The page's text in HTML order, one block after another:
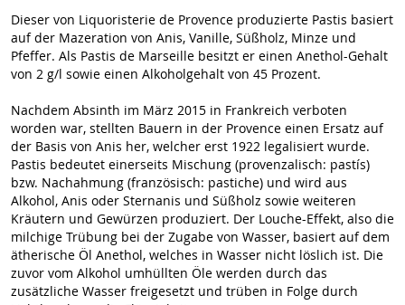
Dieser von Liquoristerie de Provence produzierte Pastis basiert
auf der Mazeration von Anis, Vanille, Süßholz, Minze und
Pfeffer. Als Pastis de Marseille besitzt er einen Anethol-Gehalt
von 2 g/l sowie einen Alkoholgehalt von 45 Prozent.
Nachdem Absinth im März 2015 in Frankreich verboten
worden war, stellten Bauern in der Provence einen Ersatz auf
der Basis von Anis her, welcher erst 1922 legalisiert wurde.
Pastis bedeutet einerseits Mischung (provenzalisch: pastís)
bzw. Nachahmung (französisch: pastiche) und wird aus
Alkohol, Anis oder Sternanis und Süßholz sowie weiteren
Kräutern und Gewürzen produziert. Der Louche-Effekt, also die
milchige Trübung bei der Zugabe von Wasser, basiert auf dem
ätherische Öl Anethol, welches in Wasser nicht löslich ist. Die
zuvor vom Alkohol umhüllten Öle werden durch das
zusätzliche Wasser freigesetzt und trüben in Folge durch